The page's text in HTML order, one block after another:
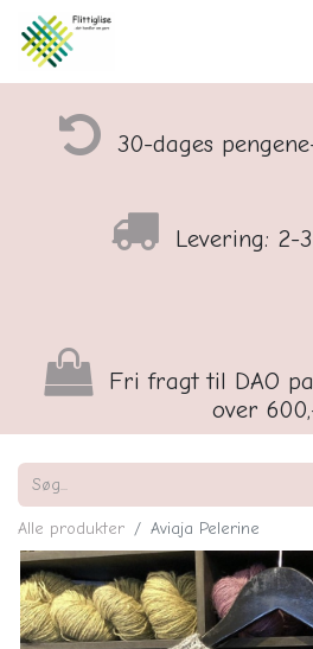
30-dages
Levering: 2-
Fri fragt til DAO
over
Alle produkter Aviaja Pelerine